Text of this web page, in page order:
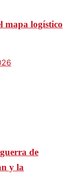
mapa logístico
de
y la